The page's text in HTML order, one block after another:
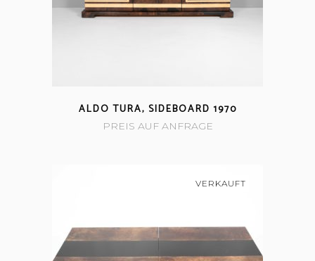
ALDO TURA, SIDEBOARD 1970
PREIS AUF ANFRAGE
VERKAUFT